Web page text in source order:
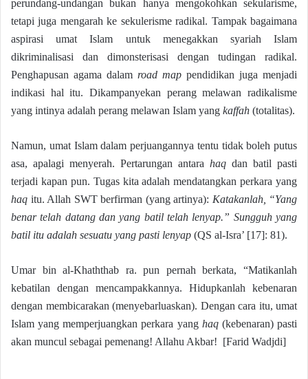
perundang-undangan bukan hanya mengokohkan sekularisme,
tetapi juga mengarah ke sekulerisme radikal. Tampak bagaimana
aspirasi umat Islam untuk menegakkan syariah Islam
dikriminalisasi dan dimonsterisasi dengan tudingan radikal.
Penghapusan agama dalam road map pendidikan juga menjadi
indikasi hal itu. Dikampanyekan perang melawan radikalisme
yang intinya adalah perang melawan Islam yang kaffah (totalitas).
Namun, umat Islam dalam perjuangannya tentu tidak boleh putus
asa, apalagi menyerah. Pertarungan antara haq dan batil pasti
terjadi kapan pun. Tugas kita adalah mendatangkan perkara yang
haq itu. Allah SWT berfirman (yang artinya): Katakanlah, “Yang
benar telah datang dan yang batil telah lenyap.” Sungguh yang
batil itu adalah sesuatu yang pasti lenyap (QS al-Isra’ [17]: 81).
Umar bin al-Khaththab ra. pun pernah berkata, “Matikanlah
kebatilan dengan mencampakkannya. Hidupkanlah kebenaran
dengan membicarakan (menyebarluaskan). Dengan cara itu, umat
Islam yang memperjuangkan perkara yang haq(kebenaran) pasti
akan muncul sebagai pemenang! Allahu Akbar! [Farid Wadjdi]